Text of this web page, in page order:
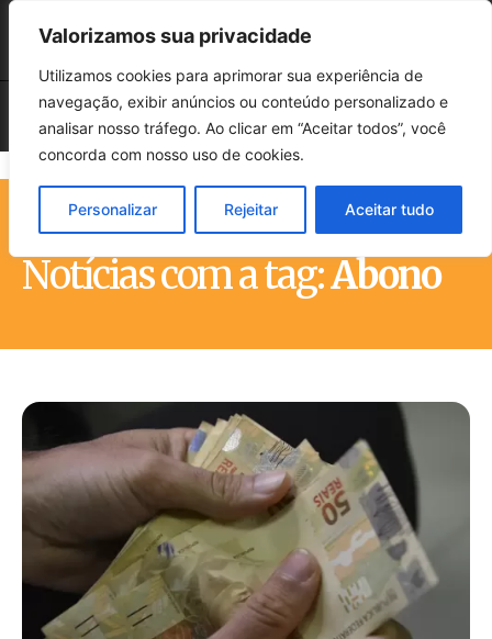
Valorizamos sua privacidade
Utilizamos cookies para aprimorar sua experiência de
navegação, exibir anúncios ou conteúdo personalizado e
analisar nosso tráfego. Ao clicar em “Aceitar todos”, você
concorda com nosso uso de cookies.
Personalizar Rejeitar Aceitar tudo
Notícias com a tag:Abono